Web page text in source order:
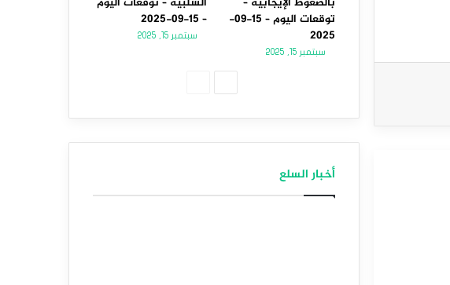
توقعات اليوم – 15-09-
2025
سبتمبر 15, 2025
– 15-09-2025
سبتمبر 15, 2025
أخبار السلع